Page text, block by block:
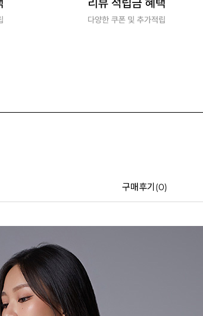
구매후기(0)